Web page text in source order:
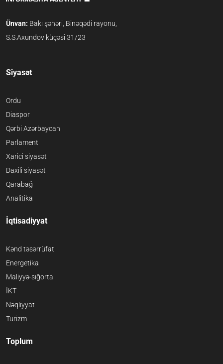
Ünvan: Bakı şəhəri, Binəqədi rayonu,
S.S.Axundov küçəsi 31/23
Siyasət
Ordu
Diaspor
Qərbi Azərbaycan
Parlament
Xarici siyasət
Daxili siyasət
Qarabağ
Analitika
İqtisadiyyat
Kənd təsərrüfatı
Energetika
Maliyyə-sığorta
İKT
Nəqliyyat
Turizm
Toplum